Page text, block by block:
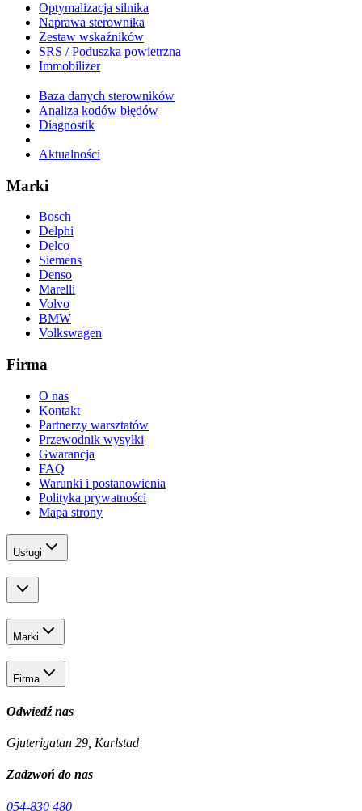
Optymalizacja silnika
Naprawa sterownika
Zestaw wskaźników
SRS / Poduszka powietrzna
Immobilizer
Baza danych sterowników
Analiza kodów błędów
Diagnostik
Aktualności
Marki
Bosch
Delphi
Delco
Siemens
Denso
Marelli
Volvo
BMW
Volkswagen
Firma
O nas
Kontakt
Partnerzy warsztatów
Przewodnik wysyłki
Gwarancja
FAQ
Warunki i postanowienia
Polityka prywatności
Mapa strony
Usługi
Marki
Firma
Odwiedź nas
Gjuterigatan 29, Karlstad
Zadzwoń do nas
054-830 480